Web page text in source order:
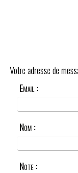
Votre adresse de
Email :
Nom :
Note :